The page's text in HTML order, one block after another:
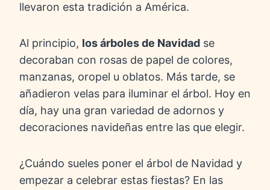
llevaron esta tradición a América.
Al principio, los árboles de Navidad se
decoraban con rosas de papel de colores,
manzanas, oropel u oblatos. Más tarde, se
añadieron velas para iluminar el árbol. Hoy en
día, hay una gran variedad de adornos y
decoraciones navideñas entre las que elegir.
¿Cuándo sueles poner el árbol de Navidad y
empezar a celebrar estas fiestas? En las